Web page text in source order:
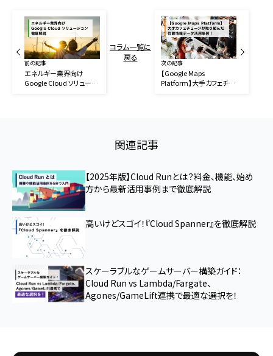
前の記事
エネルギー業界向け
Google Cloud ソリューシ
コラム一覧に
戻る
次の記事
【Google Maps
Platform】大手カフェチェ
関連記事
【2025年版】Cloud Runとは？料金、機能、始め
方から最新活用事例まで徹底解説
高いけどスゴイ！『Cloud Spanner』を徹底解説
スケーラブルなゲームサーバー構築ガイド：
Cloud Run vs Lambda/Fargate、
Agones/GameLift連携で最適な選択を！